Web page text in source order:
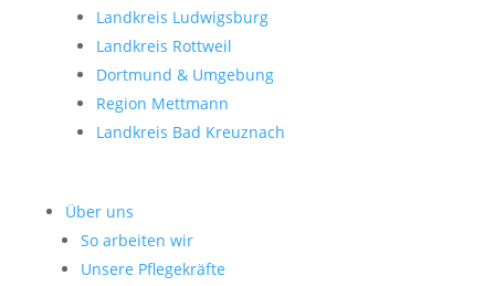
Landkreis Ludwigsburg
Landkreis Rottweil
Dortmund & Umgebung
Region Mettmann
Landkreis Bad Kreuznach
Über uns
So arbeiten wir
Unsere Pflegekräfte